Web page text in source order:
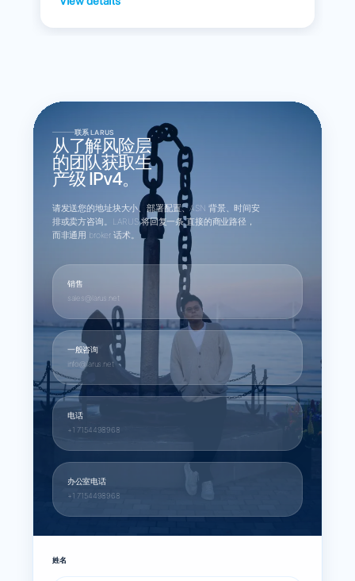
联系 LARUS
从了解风险层
的团队获取生
产级 IPv4。
请发送您的地址块大小、部署配置、ASN 背景、时间安
排或卖方咨询。LARUS 将回复一条 直接的商业路径，
而非通用 broker 话术。
销售
sales@larus.net
一般咨询
info@larus.net
电话
+1 7154498968
办公室电话
+1 7154498968
姓名